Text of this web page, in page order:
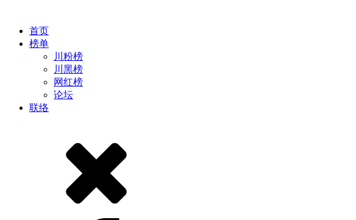
首页
榜单
川粉榜
川黑榜
网红榜
论坛
联络